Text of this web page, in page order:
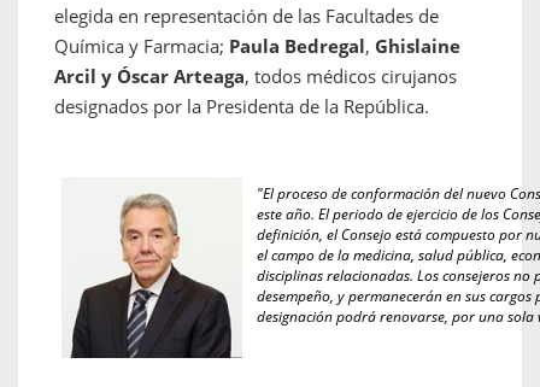
elegida en representación de las Facultades de
Química y Farmacia; Paula Bedregal, Ghislaine
Arcil y Óscar Arteaga, todos médicos cirujanos
designados por la Presidenta de la República.
"El proceso de conformación del nuevo
este año. El periodo de ejercicio de los
definición, el Consejo está compuesto por
el campo de la medicina, salud pública,
disciplinas relacionadas. Los consejeros
desempeño, y permanecerán en sus
designación podrá renovarse, por una sola